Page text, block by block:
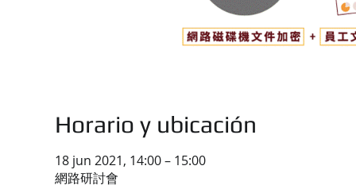
Horario y ubicación
18 jun 2021, 14:00 – 15:00
網路研討會